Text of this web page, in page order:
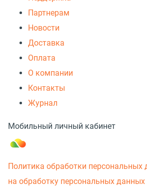
Партнерам
Новости
Доставка
Оплата
О компании
Контакты
Журнал
Мобильный личный кабинет
Политика обработки персональных
на обработку персональных данных